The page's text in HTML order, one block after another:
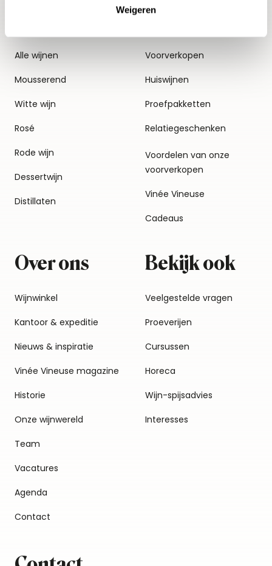
Weigeren
Alle wijnen
Mousserend
Witte wijn
Rosé
Rode wijn
Dessertwijn
Distillaten
Thema's
Voorverkopen
Huiswijnen
Proefpakketten
Relatiegeschenken
Voordelen van onze
voorverkopen
Vinée Vineuse
Cadeaus
Over ons
Wijnwinkel
Kantoor & expeditie
Nieuws & inspiratie
Vinée Vineuse magazine
Historie
Onze wijnwereld
Team
Vacatures
Agenda
Contact
Bekijk ook
Veelgestelde vragen
Proeverijen
Cursussen
Horeca
Wijn-spijsadvies
Interesses